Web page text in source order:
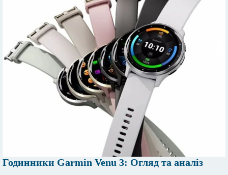
Годинники Garmin Venu 3: Огляд та аналіз